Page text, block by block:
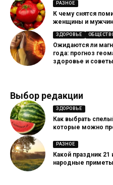
РАЗНОЕ
К чему снятся
женщины и
ЗДОРОВЬЕ
Ожидаются ли
года: прогноз
здоровье и советы
Выбор редакции
ЗДОРОВЬЕ
Как выбрать
которые можно
РАЗНОЕ
Какой праздник 21
народные